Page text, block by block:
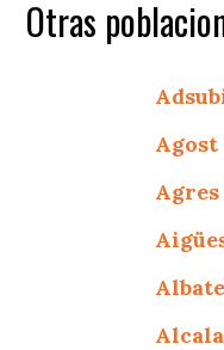
Otras
Agost
Agres